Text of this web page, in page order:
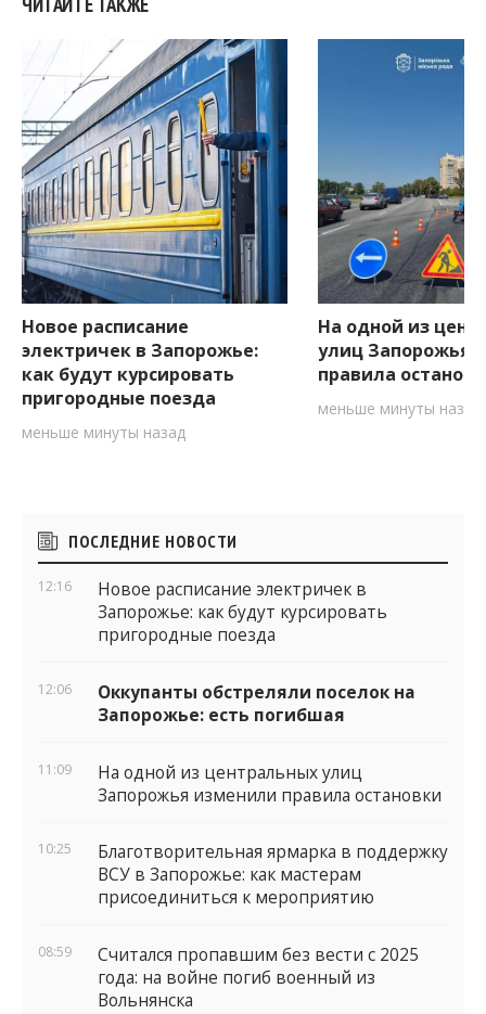
Новое расписание
электричек в Запорожье:
как будут курсировать
пригородные поезда
меньше минуты назад
На одной из
улиц Запорожья
правила
меньше минуты назад
Боковые
виджеты
ПОСЛЕДНИЕ НОВОСТИ
12:16
Новое расписание электричек в
Запорожье: как будут курсировать
пригородные поезда
12:06
Оккупанты обстреляли поселок на
Запорожье: есть погибшая
11:09
На одной из центральных улиц
Запорожья изменили правила остановки
10:25
Благотворительная ярмарка в поддержку
ВСУ в Запорожье: как мастерам
присоединиться к мероприятию
08:59
Считался пропавшим без вести с 2025
года: на войне погиб военный из
Вольнянска